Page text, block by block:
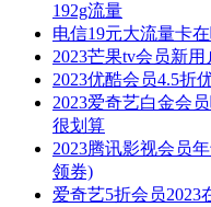
192g流量
电信19元大流量卡
2023芒果tv会员新
2023优酷会员4.5折
2023爱奇艺白金会
很划算
2023腾讯影视会员
领券)
爱奇艺5折会员2023